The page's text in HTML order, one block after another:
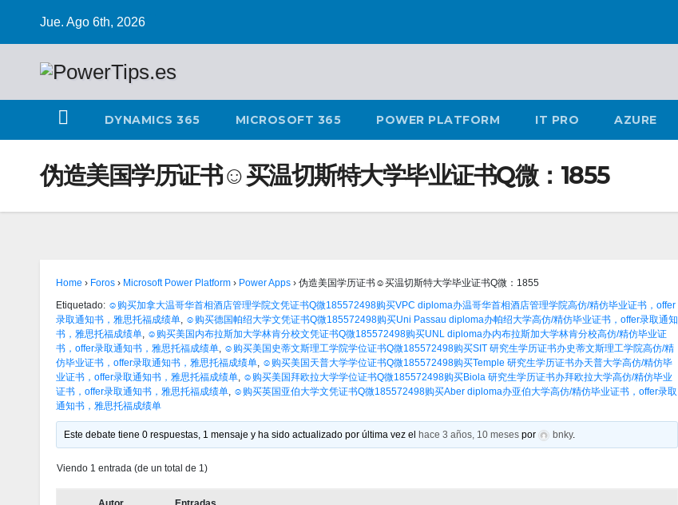
Jue. Ago 6th, 2026
DYNAMICS 365 MICROSOFT 365 POWER PLATFORM IT PRO AZURE
伪造美国学历证书☺买温切斯特大学毕业证书Q微：1855
Home › Foros › Microsoft Power Platform › Power Apps › 伪造美国学历证书☺买温切斯特大学毕业证书Q微：1855
Etiquetado: ☺购买加拿大温哥华首相酒店管理学院文凭证书Q微185572498购买VPC diploma办温哥华首相酒店管理学院高仿/精仿毕业证书，offer
录取通知书，雅思托福成绩单, ☺购买德国帕绍大学文凭证书Q微185572498购买Uni Passau diploma办帕绍大学高仿/精仿毕业证书，offer录取通知
书，雅思托福成绩单, ☺购买美国内布拉斯加大学林肯分校文凭证书Q微185572498购买UNL diploma办内布拉斯加大学林肯分校高仿/精仿毕业证
书，offer录取通知书，雅思托福成绩单, ☺购买美国史蒂文斯理工学院学位证书Q微185572498购买SIT 研究生学历证书办史蒂文斯理工学院高仿/精
仿毕业证书，offer录取通知书，雅思托福成绩单, ☺购买美国天普大学学位证书Q微185572498购买Temple 研究生学历证书办天普大学高仿/精仿毕
业证书，offer录取通知书，雅思托福成绩单, ☺购买美国拜欧拉大学学位证书Q微185572498购买Biola 研究生学历证书办拜欧拉大学高仿/精仿毕业
证书，offer录取通知书，雅思托福成绩单, ☺购买英国亚伯大学文凭证书Q微185572498购买Aber diploma办亚伯大学高仿/精仿毕业证书，offer录取
通知书，雅思托福成绩单
Este debate tiene 0 respuestas, 1 mensaje y ha sido actualizado por última vez el hace 3 años, 10 meses por bnky.
Viendo 1 entrada (de un total de 1)